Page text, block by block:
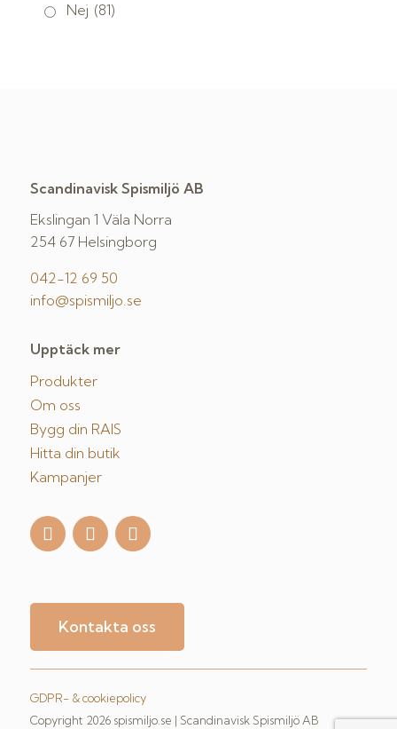
Nej (81)
Scandinavisk Spismiljö AB
Ekslingan 1 Väla Norra
254 67 Helsingborg
042-12 69 50
info@spismiljo.se
Upptäck mer
Produkter
Om oss
Bygg din RAIS
Hitta din butik
Kampanjer
Kontakta oss
GDPR- & cookiepolicy
Copyright 2026 spismiljo.se | Scandinavisk Spismiljö AB